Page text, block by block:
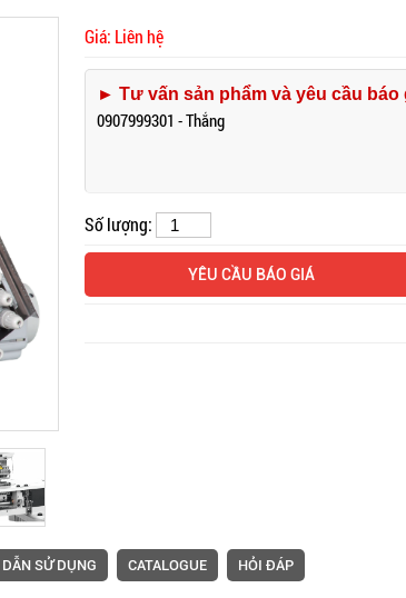
Giá: Liên hệ
► Tư vấn sản phẩm và yêu cầu báo
0907999301 - Thắng
Số lượng:
YÊU CẦU BÁO GIÁ
SỬ DỤNG CATALOGUE HỎI ĐÁP
Máy trần đè Siruba S007K
dòng S4 máy may lai quần